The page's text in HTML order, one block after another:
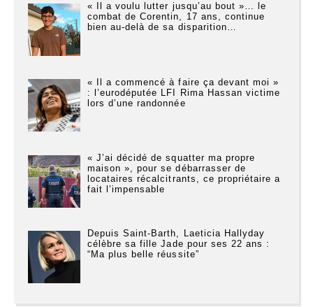
« Il a voulu lutter jusqu’au bout »… le
combat de Corentin, 17 ans, continue
bien au-delà de sa disparition…
« Il a commencé à faire ça devant moi »
: l’eurodéputée LFI Rima Hassan victime
lors d’une randonnée
« J’ai décidé de squatter ma propre
maison », pour se débarrasser de
locataires récalcitrants, ce propriétaire a
fait l’impensable
Depuis Saint-Barth, Laeticia Hallyday
célèbre sa fille Jade pour ses 22 ans :
“Ma plus belle réussite”